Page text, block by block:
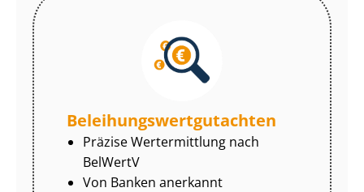
Be­lei­hungs­wert­gut­ach­ten
Präzise Wertermittlung nach
BelWertV
Von Banken anerkannt